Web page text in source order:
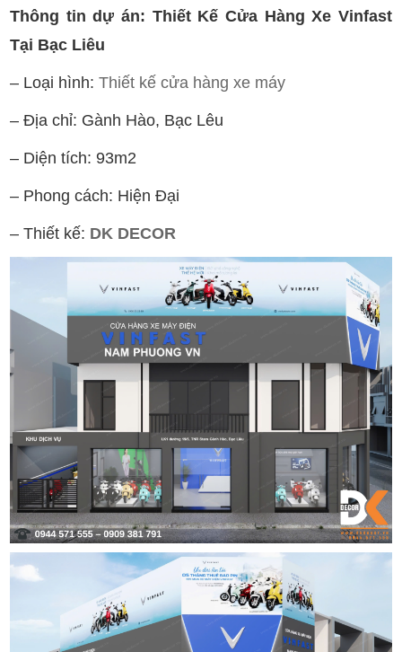
Thông tin dự án: Thiết Kế Cửa Hàng Xe Vinfast
Tại Bạc Liêu
– Loại hình:Thiết kế cửa hàng xe máy
– Địa chỉ: Gành Hào, Bạc Lêu
– Diện tích: 93m2
– Phong cách: Hiện Đại
– Thiết kế: DK DECOR